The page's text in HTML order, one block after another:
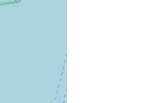
Ontdek